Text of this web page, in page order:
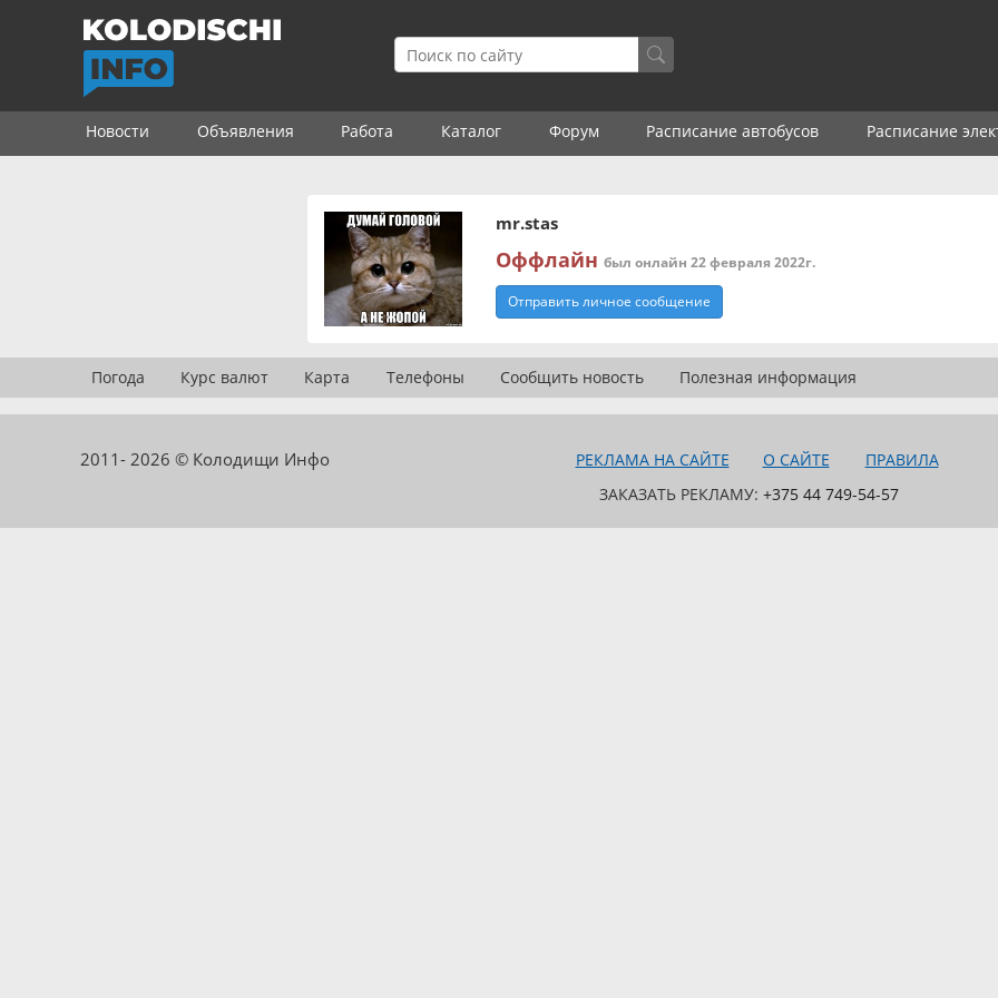
Новости Объявления Работа Каталог Форум Расписание автобусов Расписание
mr.stas
Оффлайн был онлайн 22 февраля 2022г.
Отправить личное сообщение
Погода Курс валют Карта Телефоны Сообщить новость Полезная информация
2011- 2026 © Колодищи Инфо РЕКЛАМА НА САЙТЕ О САЙТЕ
ПРАВИЛА
ЗАКАЗАТЬ РЕКЛАМУ: +375 44 749-54-57